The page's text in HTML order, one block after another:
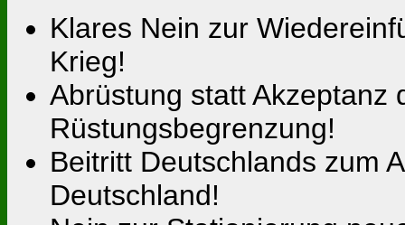
Klares Nein zur
Krieg!
Abrüstung statt Akzeptanz
Rüstungsbegrenzung!
Beitritt Deutschlands zum
Deutschland!